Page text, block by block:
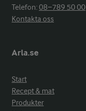
Telefon:08−789 50 00
Kontakta oss
Arla.se
Start
Recept & mat
Produkter